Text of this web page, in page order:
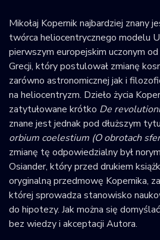
Obiektów
Kosmicznych
Mikołaj Kopernik najbardziej znany
twórca heliocentrycznego modelu
pierwszym europejskim uczonym
Grecji, który postulował zmianę
zarówno astronomicznej jak i
na heliocentryzm. Dzieło życia
zatytułowane krótko De
znane jest jednak pod dłuższym
orbium coelestium (O obrotach
zmianę tę odpowiedzialny był
Osiander, który przed drukiem
oryginalną przedmowę Kopernika,
której sprowadza stanowisko
do hipotezy. Jak można się
bez wiedzy i akceptacji Autora.